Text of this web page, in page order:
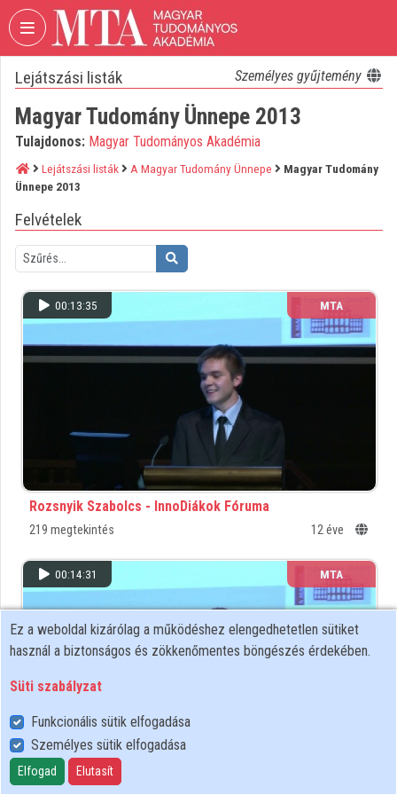
Fejléc kihagyása Menü kihagyása Tartalom kihagyása
VIDEOTORIUM
MAGYAR
TUDOMÁNYOS
AKADÉMIA
Bejelentkezés
Kategóriák
Intézményi listák
Közreműködők
Lejátszási listák Személyes gyűjtemény
Magyar Tudomány Ünnepe 2013
Tulajdonos: Magyar Tudományos Akadémia
Lejátszási listák A Magyar Tudomány Ünnepe
Magyar Tudomány
Ünnepe 2013
Felvételek
00:13:35 MTA
Rozsnyik Szabolcs - InnoDiákok Fóruma
219 megtekintés 12 éve
00:14:31 MTA
Fehér Norbert - InnoDiákok Fóruma
Ez a weboldal kizárólag a működéshez elengedhetetlen sütiket
használ a biztonságos és zökkenőmentes böngészés érdekében.
Süti szabályzat
Funkcionális sütik elfogadása
Személyes sütik elfogadása
Elfogad Elutasít